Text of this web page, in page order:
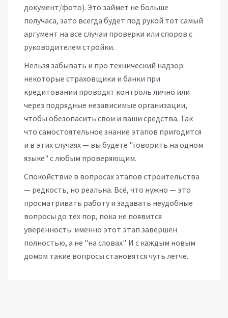
документ/фото). Это займет не больше
получаса, зато всегда будет под рукой тот самый
аргумент на все случаи проверки или споров с
руководителем стройки.
Нельзя забывать и про технический надзор:
некоторые страховщики и банки при
кредитовании проводят контроль лично или
через подрядные независимые организации,
чтобы обезопасить свои и ваши средства. Так
что самостоятельное знание этапов пригодится
и в этих случаях — вы будете "говорить на одном
языке" с любым проверяющим.
Спокойствие в вопросах этапов строительства
— редкость, но реальна. Всё, что нужно — это
просматривать работу и задавать неудобные
вопросы до тех пор, пока не появится
уверенность: именно этот этап завершён
полностью, а не "на словах". И с каждым новым
домом такие вопросы становятся чуть легче.